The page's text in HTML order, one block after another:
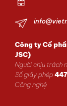
Công ty Cổ
JSC)
Người chịu trách
Số giấy phép
Công nghệ